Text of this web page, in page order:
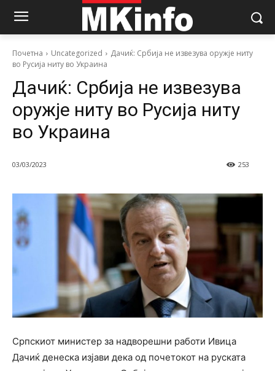
Почетна Uncategorized
Дачиќ: Србија не извезува оружје ниту
во Русија ниту во Украина
Дачиќ: Србија не извезува
оружје ниту во Русија ниту
во Украина
03/03/2023 253
Српскиот министер за надворешни работи Ивица
Дачиќ денеска изјави дека од почетокот на руската